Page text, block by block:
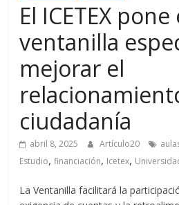
El ICETEX
ventanilla
mejorar el
ciudadanía
abril 8, 2025 Artículo20
Estudio,financiación, Icetex,
La Ventanilla facilitará la